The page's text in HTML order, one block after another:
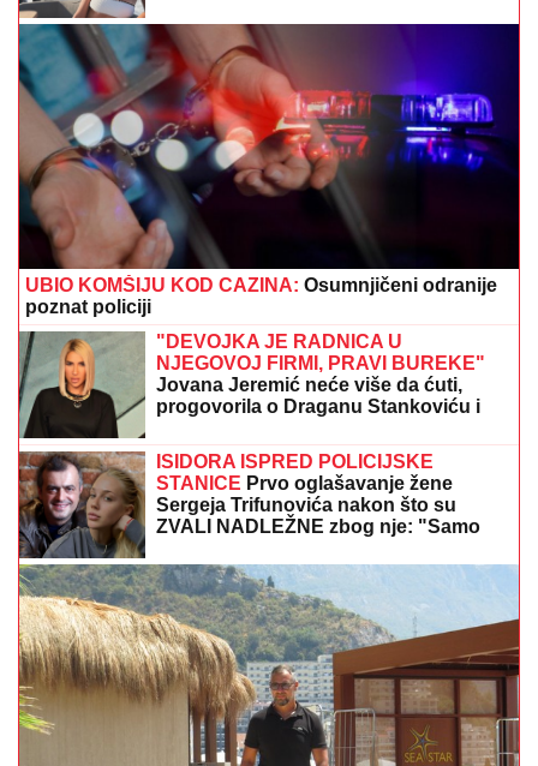
UBIO KOMŠIJU KOD CAZINA: Osumnjičeni odranije
poznat policiji
"DEVOJKA JE RADNICA U
NJEGOVOJ FIRMI, PRAVI BUREKE"
Jovana Jeremić neće više da ćuti,
progovorila o Draganu Stankoviću i
dečka JJ"
ISIDORA ISPRED POLICIJSKE
STANICE Prvo oglašavanje žene
Sergeja Trifunovića nakon što su
ZVALI NADLEŽNE zbog nje: "Samo